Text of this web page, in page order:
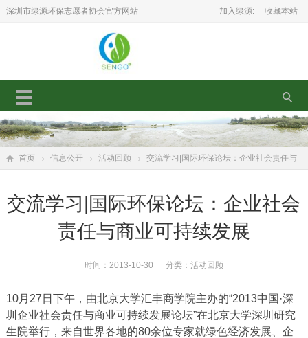
深圳市绿源环保志愿者协会官方网站 加入绿源: 收藏本站
首页 信息公开 活动回顾 交流学习|国际环保论坛：企业社会责任与
交流学习|国际环保论坛：企业社会
责任与商业可持续发展
时间：2013-10-30 分类： 活动回顾
10月27日下午，由北京大学汇丰商学院主办的“2013中国·深
圳企业社会责任与商业可持续发展论坛”在北京大学深圳研究
生院举行，来自世界各地的80余位专家就绿色经济发展、企